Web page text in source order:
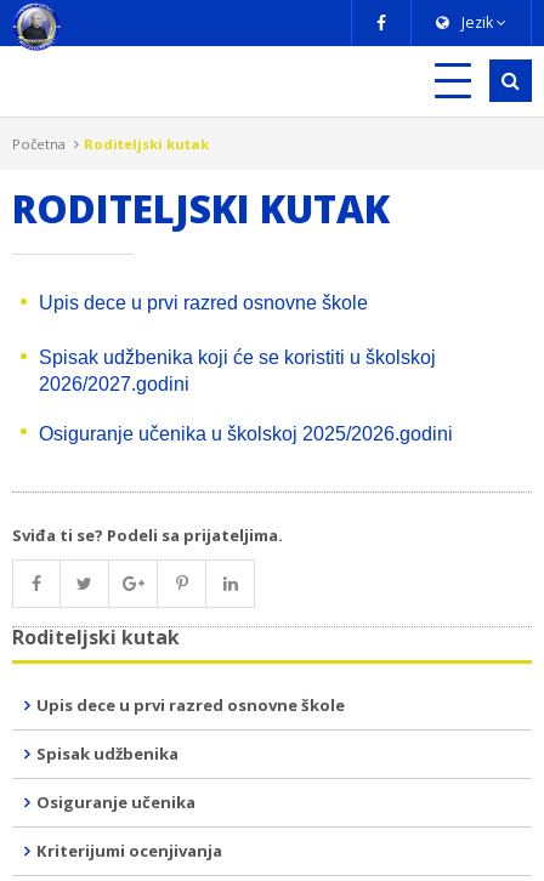
Jezik
Početna Roditeljski kutak
RODITELJSKI KUTAK
Upis dece u prvi razred osnovne škole
Spisak udžbenika koji će se koristiti u školskoj
2026/2027.godini
Osiguranje učenika u školskoj 2025/2026.godini
Sviđa ti se? Podeli sa prijateljima.
Roditeljski kutak
Upis dece u prvi razred osnovne škole
Spisak udžbenika
Osiguranje učenika
Kriterijumi ocenjivanja